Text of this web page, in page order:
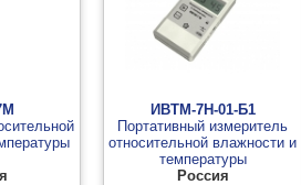
ИВТМ-7Н-01-Б1
Портативный измеритель
относительной влажности и
температуры
Россия